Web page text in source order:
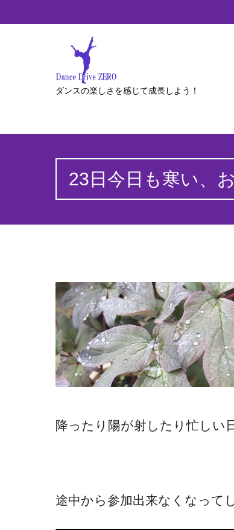
ダンスの楽しさを感じて成長しよう！
23日今日も寒い、
降ったり陽が射したり忙しい
途中から参加出来なくなって